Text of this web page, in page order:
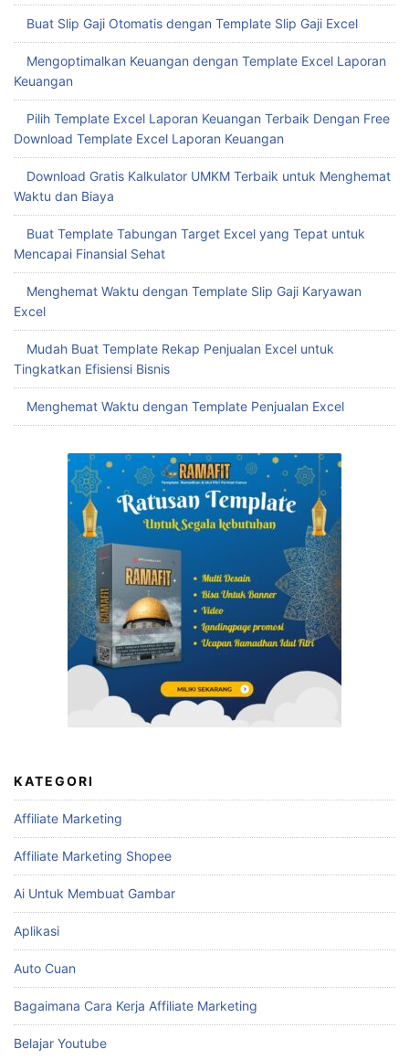
Buat Slip Gaji Otomatis dengan Template Slip Gaji Excel
Mengoptimalkan Keuangan dengan Template Excel Laporan
Keuangan
Pilih Template Excel Laporan Keuangan Terbaik Dengan Free
Download Template Excel Laporan Keuangan
Download Gratis Kalkulator UMKM Terbaik untuk Menghemat
Waktu dan Biaya
Buat Template Tabungan Target Excel yang Tepat untuk
Mencapai Finansial Sehat
Menghemat Waktu dengan Template Slip Gaji Karyawan
Excel
Mudah Buat Template Rekap Penjualan Excel untuk
Tingkatkan Efisiensi Bisnis
Menghemat Waktu dengan Template Penjualan Excel
KATEGORI
Affiliate Marketing
Affiliate Marketing Shopee
Ai Untuk Membuat Gambar
Aplikasi
Auto Cuan
Bagaimana Cara Kerja Affiliate Marketing
Belajar Youtube